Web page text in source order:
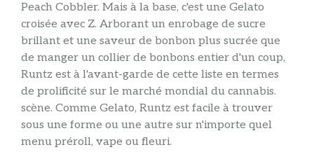
Peach Cobbler. Mais à la base, c'est une Gelato
croisée avec Z. Arborant un enrobage de sucre
brillant et une saveur de bonbon plus sucrée que
de manger un collier de bonbons entier d'un coup,
Runtz est à l'avant-garde de cette liste en termes
de prolificité sur le marché mondial du cannabis.
scène. Comme Gelato, Runtz est facile à trouver
sous une forme ou une autre sur n'importe quel
menu préroll, vape ou fleuri.